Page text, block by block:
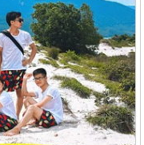
xa hoa của chốn thành thị
quý khách còn có cơ hội
cảng hoạt động năng suất
được trải nghiệm cạo xiếp,
người dân Quảng Ninh.
tin tưởng và lựa chọn đồng